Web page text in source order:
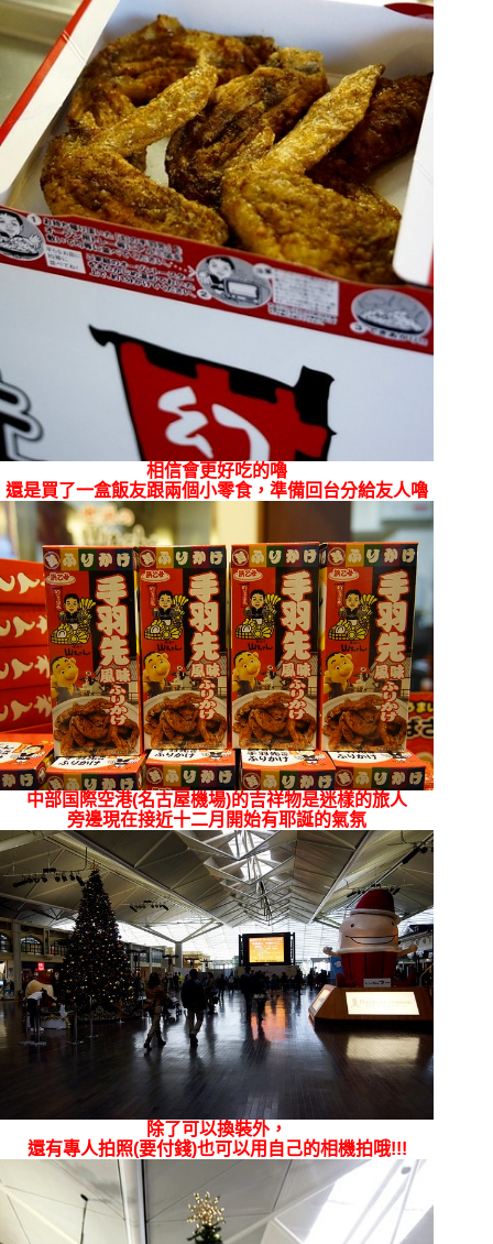
相信會更好吃的嚕
還是買了一盒飯友跟兩個小零食，準備回台分給友人嚕
中部国際空港(名古屋機場)的吉祥物是迷樣的旅人
旁邊現在接近十二月開始有耶誕的氣氛
除了可以換裝外，
還有專人拍照(要付錢)也可以用自己的相機拍哦!!!